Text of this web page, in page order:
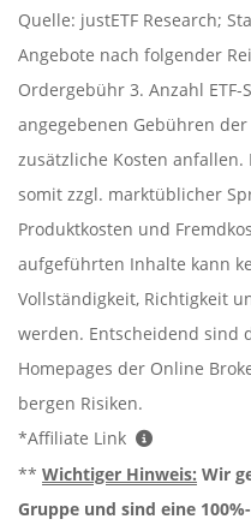
Quelle: justETF Research;
Angebote nach folgender
Ordergebühr 3. Anzahl
angegebenen Gebühren
zusätzliche Kosten
somit zzgl. marktüblicher
Produktkosten und
aufgeführten Inhalte kann
Vollständigkeit, Richtigkeit
werden. Entscheidend sind
Homepages der Online
bergen Risiken.
*Affiliate Link
** Wichtiger Hinweis: Wir
Gruppe und sind eine